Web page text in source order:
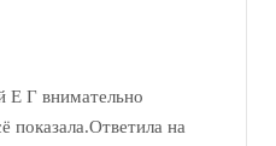
Е Г внимательно
показала.Ответила на